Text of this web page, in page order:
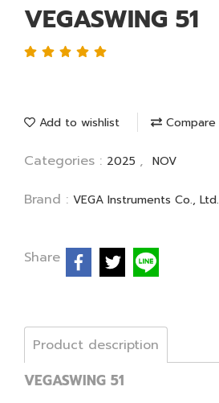
VEGASWING 51
Add to wishlist Compare
Categories : 2025 , NOV
Brand : VEGA Instruments Co., Ltd.
Share
Product description
VEGASWING 51